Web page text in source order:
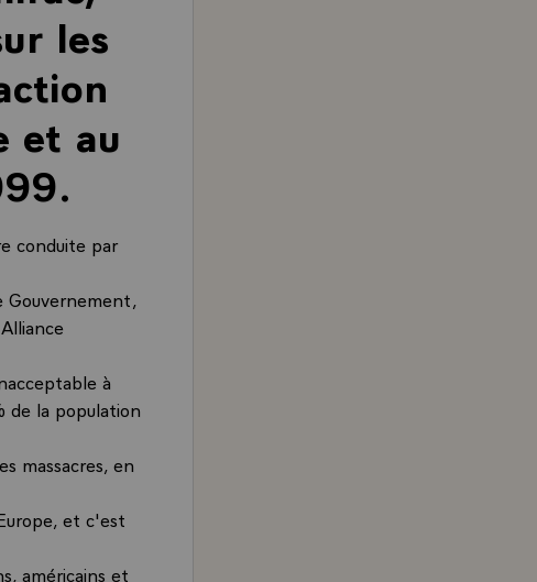
les
et au
conduite par
Gouvernement,
à
de la population
massacres, en
et c'est
américains et